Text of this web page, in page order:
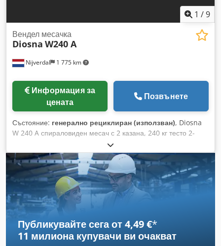
1 /9
Nijverdal 1 775 km
Вендел месачка
Diosna W240 A
Информация за
цената
Позвънете
Състояние: генерално рециклиран (използван), Diosna
W 240 A спираловиден месач с 2 казана, 240 кг тесто 2-
степенно триене задвижване усилен мотор: първа скорост
18 kW, втора скорост 24 kW Dsdex Ttt Repfx Alxock
Дигитален панел за управление Скрелер за тесто по-кратко
време за месене бърза последователност на тестото по-
малко загряване на тестото боядисано изпълнение
оптимален за всички видове тесто Капацитет за брашно
150 кг Обем на казана 370 литра
Публикувайте сега от 4,49 €*
11 милиона купувачи ви очакват